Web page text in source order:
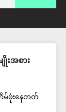
အစား
မ်ဖုံးနေတတ်